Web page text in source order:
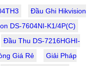
Đầu Ghi Hikvision
DS-7604NI-K1/4P(C)
Đầu Thu DS-7216HGHI-
Giá Rẻ
Giải Pháp